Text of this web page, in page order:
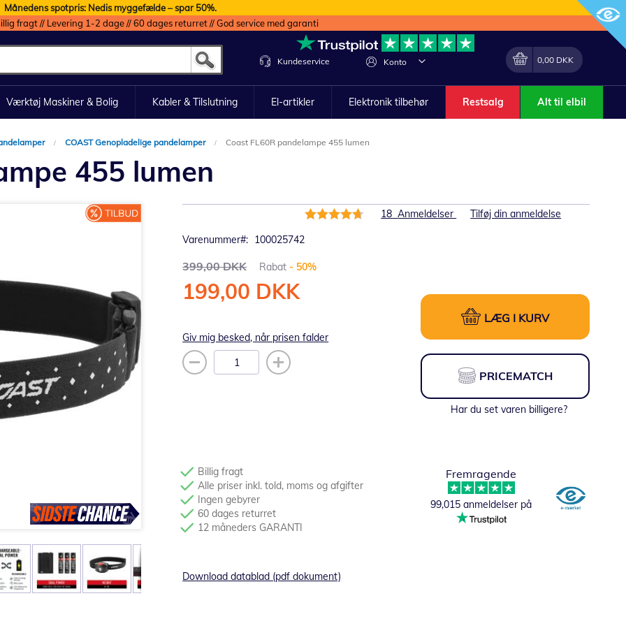
Månedens spotpris: Nedis myggefælde – spar 50%.
fragt // Levering 1-2 dage // 60 dages returret // God service med garanti
Konto
Lave
Min indkøbskurv
0,00 DKK
Kundeservice
Værktøj Maskiner & Bolig Kabler & Tilslutning El-artikler Elektronik tilbehør Restsalg Alt til elbil
COAST Genopladelige pandelamper Coast FL60R pandelampe 455 lumen
455 lumen
Varenummer 100025742
Bedømmelse:
18Anmeldelser Tilføj din anmeldelse
399,00 DKK Rabat - 50%
Tilbudspris
199,00 DKK
Giv mig besked, når prisen falder
LÆG I KURV
PRICEMATCH
Har du set varen billigere?
Billig fragt
Alle priser inkl. told, moms og afgifter
Ingen gebyrer
60 dages returret
12 måneders GARANTI
Fremragende
99,015 anmeldelser på
Download datablad (pdf dokument)